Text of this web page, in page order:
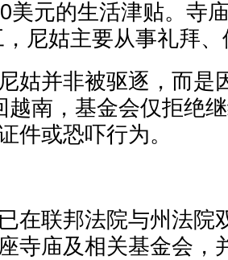
美元的生活津贴。寺
，尼姑主要从事礼拜
姑并非被驱逐，而是
越南，基金会仅拒绝
件或恐吓行为。
在联邦法院与州法院
寺庙及相关基金会，